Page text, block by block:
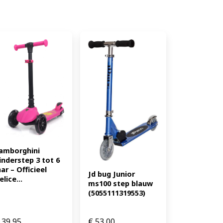
3 tot 6
– Officieel
Jd bug Junior
ms100 step blauw
(5055111319553)